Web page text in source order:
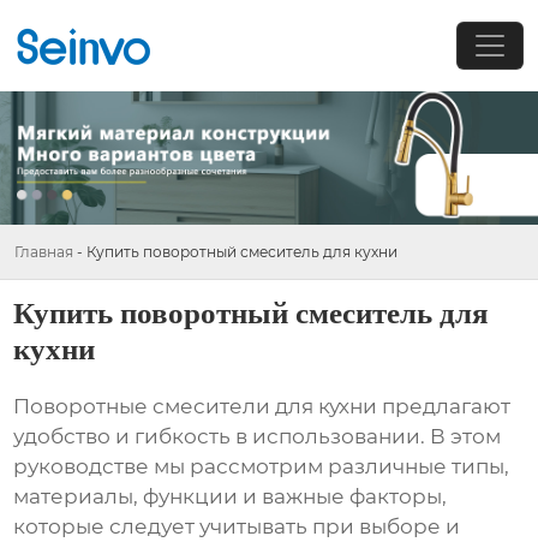
Главная - Купить поворотный смеситель для кухни
Купить поворотный смеситель для
кухни
Поворотные смесители для кухни предлагают
удобство и гибкость в использовании. В этом
руководстве мы рассмотрим различные типы,
материалы, функции и важные факторы,
которые следует учитывать при выборе и